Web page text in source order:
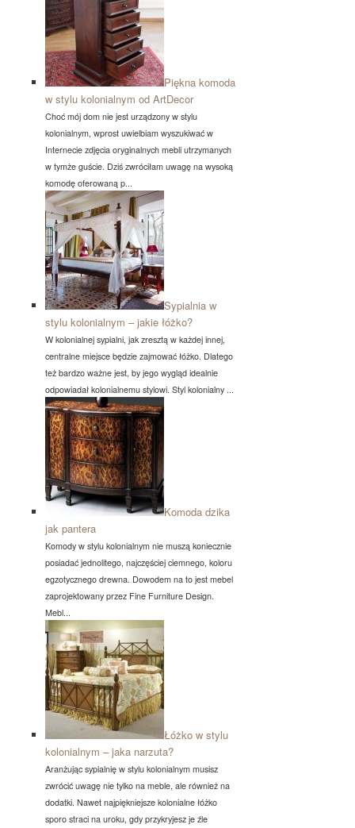
Piękna komoda
w stylu kolonialnym od ArtDecor
Choć mój dom nie jest urządzony w stylu
kolonialnym, wprost uwielbiam wyszukiwać w
Internecie zdjęcia oryginalnych mebli utrzymanych
w tymże guście. Dziś zwróciłam uwagę na wysoką
komodę oferowaną p...
Sypialnia w
stylu kolonialnym – jakie łóżko?
W kolonialnej sypialni, jak zresztą w każdej innej,
centralne miejsce będzie zajmować łóżko. Dlatego
też bardzo ważne jest, by jego wygląd idealnie
odpowiadał kolonialnemu stylowi. Styl kolonialny ...
Komoda dzika
jak pantera
Komody w stylu kolonialnym nie muszą koniecznie
posiadać jednolitego, najczęściej ciemnego, koloru
egzotycznego drewna. Dowodem na to jest mebel
zaprojektowany przez Fine Furniture Design.
Mebl...
Łóżko w stylu
kolonialnym – jaka narzuta?
Aranżując sypialnię w stylu kolonialnym musisz
zwrócić uwagę nie tylko na meble, ale również na
dodatki. Nawet najpiękniejsze kolonialne łóżko
sporo straci na uroku, gdy przykryjesz je źle